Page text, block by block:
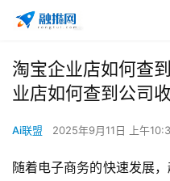
淘宝企业店如何查
业店如何查到公司
Ai联盟 2025年9月11日 上午
随着电子商务的快速发展